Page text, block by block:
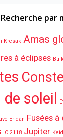
Recherche par
Kresak Amas
à éclipses
soleil
Eridan Fusées à
IC 2118 Jupiter Keid